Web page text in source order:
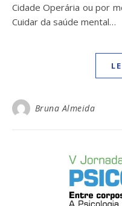
Cidade Operária ou por
Cuidar da saúde mental…
Bruna Almeida